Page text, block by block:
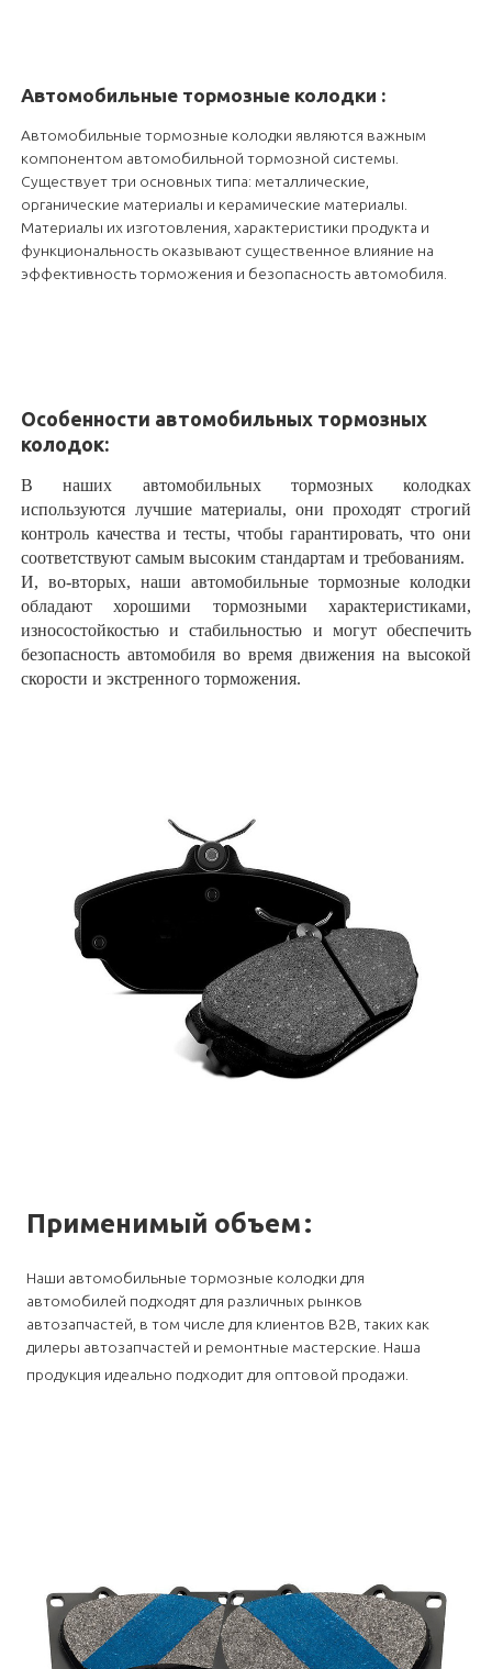
Автомобильные тормозные колодки :
Автомобильные тормозные колодки являются важным
компонентом автомобильной тормозной системы.
Существует три основных типа: металлические,
органические материалы и керамические материалы.
Материалы их изготовления, характеристики продукта и
функциональность оказывают существенное влияние на
эффективность торможения и безопасность автомобиля.
Особенности автомобильных тормозных
колодок:
В наших автомобильных тормозных колодках
используются лучшие материалы, они проходят строгий
контроль качества и тесты, чтобы гарантировать, что они
соответствуют самым высоким стандартам и требованиям.
И, во-вторых, наши автомобильные тормозные колодки
обладают хорошими тормозными характеристиками,
износостойкостью и стабильностью и могут обеспечить
безопасность автомобиля во время движения на высокой
скорости и экстренного торможения.
Применимый объем:
Наши автомобильные тормозные колодки для
автомобилей подходят для различных рынков
автозапчастей, в том числе для клиентов B2B, таких как
дилеры автозапчастей и ремонтные мастерские. Наша
продукция идеально подходит для оптовой продажи.